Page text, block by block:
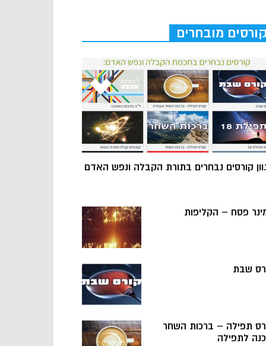
קורסים מובחרים
קורסים נבחרים בתורת הקבלה ונפש האדם
פסח – הקליפות
שבת
תפילה – ברכות השחר
לתפילה